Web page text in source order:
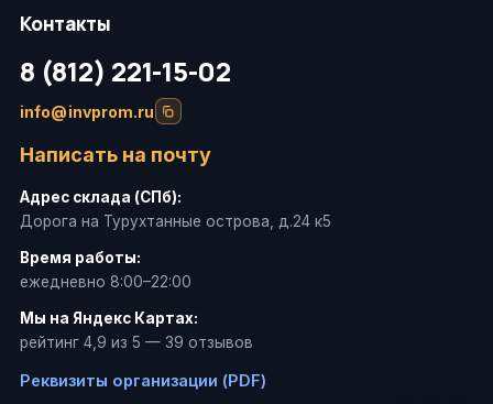
Контакты
8 (812) 221-15-02
info@invprom.ru
Написать на почту
Адрес склада (СПб):
Дорога на Турухтанные острова, д.24 к5
Время работы:
ежедневно 8:00–22:00
Мы на Яндекс Картах:
рейтинг 4,9 из 5 — 39 отзывов
Реквизиты организации (PDF)